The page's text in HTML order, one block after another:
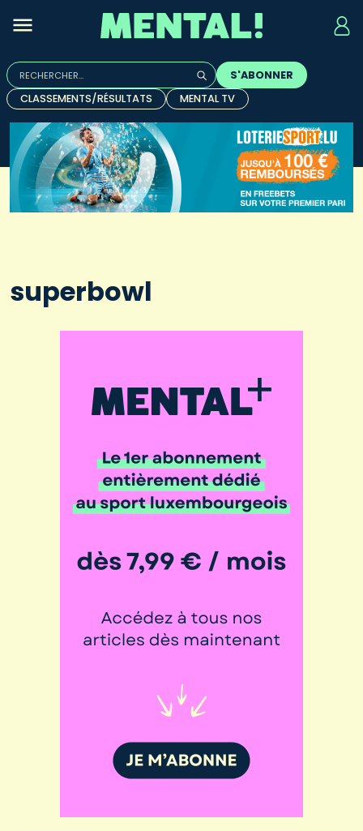
Rechercher :
Quand les résultats de l'auto-complétion sont
S'ABONNER
CLASSEMENTS/RÉSULTATS
MENTAL TV
superbowl